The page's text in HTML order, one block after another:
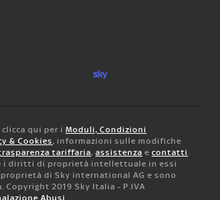
qui per i Moduli, Condizioni
& Cookies, informazioni sulle modifiche
tariffaria, assistenza e contatti.
i diritti di proprietà intellettuale in essi
di Sky international AG e sono
Copyright 2019 Sky Italia - P.IVA
Abusi